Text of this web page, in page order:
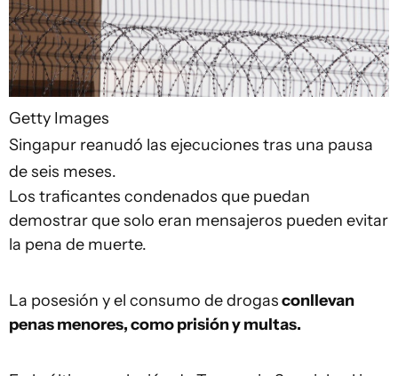
Getty Images
Singapur reanudó las ejecuciones tras una pausa
de seis meses.
Los traficantes condenados que puedan
demostrar que solo eran mensajeros pueden evitar
la pena de muerte.
La posesión y el consumo de drogasconllevan
penas menores, como prisión y multas.